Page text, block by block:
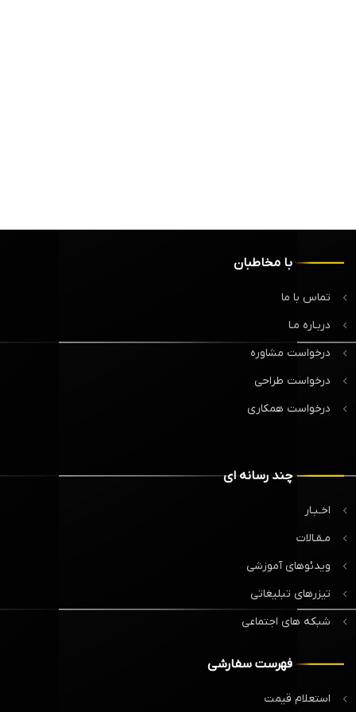
با مخاطبان
تماس با ما
دربـاره مـا
درخواست مشاوره
درخواست طراحی
درخواست همکاری
چند رسانه ای
اخـبـار
مـقـالات
ویدئوهای آموزشی
تیزرهای تبلیغاتی
شبکه های اجتماعی
فهرست سفارشی
استعلام قیمت